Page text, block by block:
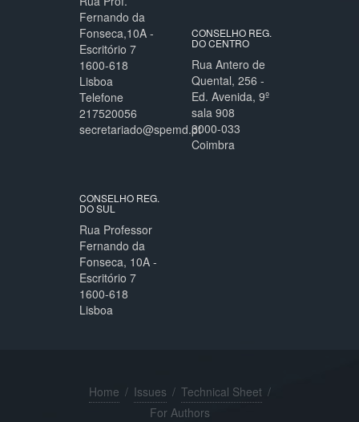
Fernando da
Fonseca,10A -
Escritório 7
1600-618
Lisboa
Telefone
217520056
secretariado@spemd.pt
CONSELHO REG.
DO CENTRO
Rua Antero de
Quental, 256 -
Ed. Avenida, 9º
sala 908
3000-033
Coimbra
CONSELHO REG.
DO SUL
Rua Professor
Fernando da
Fonseca, 10A -
Escritório 7
1600-618
Lisboa
Home / Issues / Technical Sheet /
For Authors